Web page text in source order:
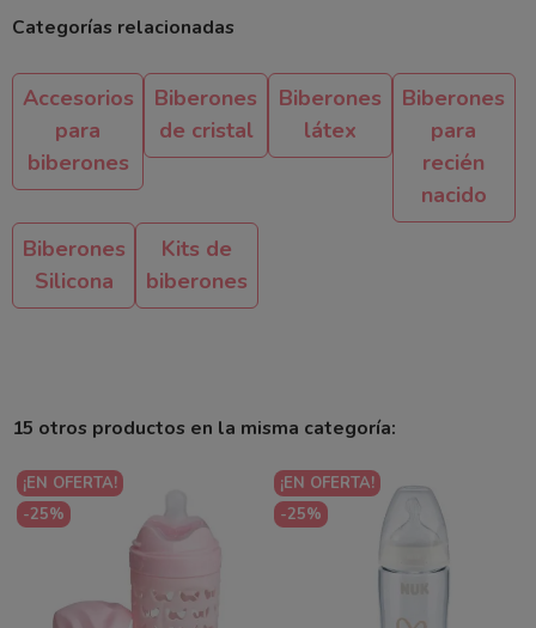
Categorías relacionadas
Accesorios
para
biberones
Biberones
de cristal
Biberones
látex
Biberones
para
recién
nacido
Biberones
Silicona
Kits de
biberones
15 otros productos en la misma categoría:
¡EN OFERTA!
-25%
¡EN OFERTA!
-25%